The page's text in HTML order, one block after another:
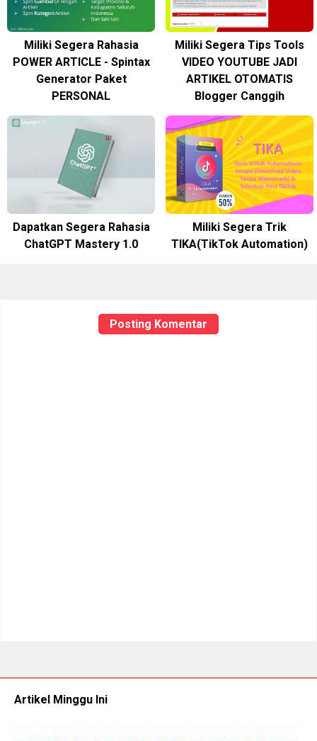
Miliki Segera Rahasia
POWER ARTICLE - Spintax
Generator Paket
PERSONAL
Miliki Segera Tips Tools
VIDEO YOUTUBE JADI
ARTIKEL OTOMATIS
Blogger Canggih
Dapatkan Segera Rahasia
ChatGPT Mastery 1.0
Miliki Segera Trik
TIKA(TikTok Automation)
Posting Komentar
Artikel Minggu Ini